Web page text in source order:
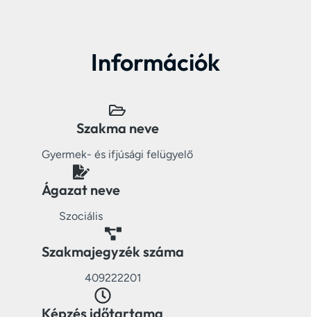
Információk
Szakma neve
Gyermek- és ifjúsági felügyelő
Ágazat neve
Szociális
Szakmajegyzék száma
409222201
Képzés időtartama